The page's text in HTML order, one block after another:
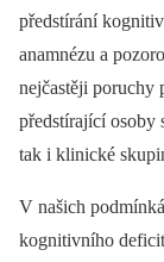
předstírání
anamnézu a
nejčastěji poruchy
předstírající osoby
tak i klinické
V našich
kognitivního